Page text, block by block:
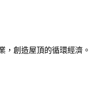
，創造屋頂的循環經濟。